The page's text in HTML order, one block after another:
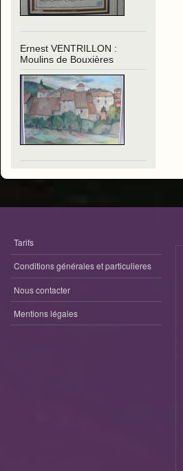
Ernest VENTRILLON :
Moulins de Bouxières
Tarifs
Conditions générales et particulieres
Nous contacter
Mentions légales